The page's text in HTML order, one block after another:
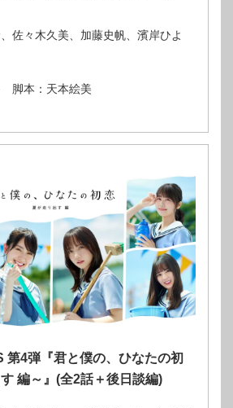
佐々木久美、加藤史帆、濱岸ひよ
脚本：天本絵美
第4弾『君と僕の、ひなたの初
編～』(全2話＋後日談編)